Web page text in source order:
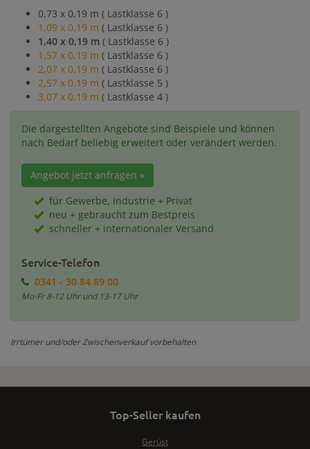
0,73 x 0,19 m ( Lastklasse 6 )
1,09 x 0,19 m ( Lastklasse 6 )
1,40 x 0,19 m ( Lastklasse 6 )
1,57 x 0,19 m ( Lastklasse 6 )
2,07 x 0,19 m ( Lastklasse 6 )
2,57 x 0,19 m ( Lastklasse 5 )
3,07 x 0,19 m ( Lastklasse 4 )
Die dargestellten Angebote sind Beispiele und können
nach Bedarf beliebig erweitert oder verändert werden.
Angebot jetzt anfragen »
für Gewerbe, Industrie + Privat
neu + gebraucht zum Bestpreis
schneller + internationaler Versand
Service-Telefon
0341 - 30 84 89 00
Mo-Fr 8-12 Uhr und 13-17 Uhr
Irrtümer und/oder Zwischenverkauf vorbehalten
Top-Seller kaufen
Gerüst